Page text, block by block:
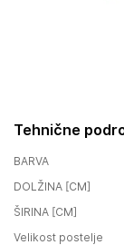
Tehnične
BARVA
DOLŽINA [CM]
ŠIRINA [CM]
Velikost postelje